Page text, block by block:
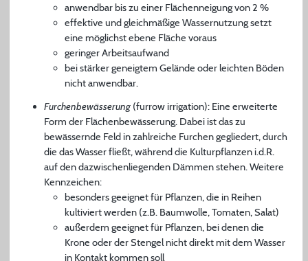
anwendbar bis zu einer Flächenneigung von 2 %
effektive und gleichmäßige Wassernutzung setzt
eine möglichst ebene Fläche voraus
geringer Arbeitsaufwand
bei stärker geneigtem Gelände oder leichten Böden
nicht anwendbar.
Furchenbewässerung (furrow irrigation): Eine erweiterte
Form der Flächenbewässerung. Dabei ist das zu
bewässernde Feld in zahlreiche Furchen gegliedert, durch
die das Wasser fließt, während die Kulturpflanzen i.d.R.
auf den dazwischenliegenden Dämmen stehen. Weitere
Kennzeichen:
besonders geeignet für Pflanzen, die in Reihen
kultiviert werden (z.B. Baumwolle, Tomaten, Salat)
außerdem geeignet für Pflanzen, bei denen die
Krone oder der Stengel nicht direkt mit dem Wasser
in Kontakt kommen soll